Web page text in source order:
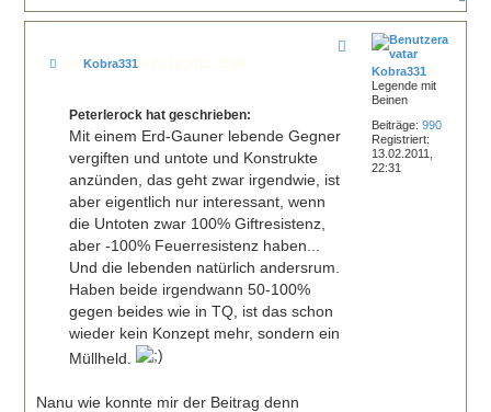
a
c
Kobra331
Legende mit
Beinen
Beiträge: 990
Registriert:
13.02.2011,
22:31
vonKobra331 21.12.2011, 15:54
Peterlerock hat geschrieben:
Mit einem Erd-Gauner lebende Gegner
vergiften und untote und Konstrukte
anzünden, das geht zwar irgendwie, ist
aber eigentlich nur interessant, wenn
die Untoten zwar 100% Giftresistenz,
aber -100% Feuerresistenz haben...
Und die lebenden natürlich andersrum.
Haben beide irgendwann 50-100%
gegen beides wie in TQ, ist das schon
wieder kein Konzept mehr, sondern ein
Müllheld.
Nanu wie konnte mir der Beitrag denn